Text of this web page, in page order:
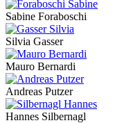
Sabine Foraboschi
Silvia Gasser
Mauro Bernardi
Andreas Putzer
Hannes Silbernagl